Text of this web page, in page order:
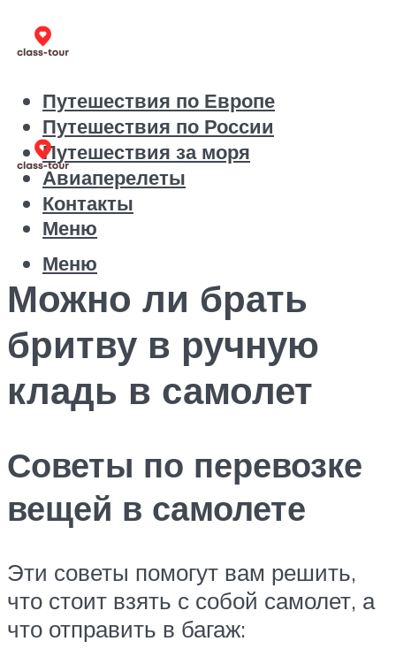
Путешествия по Европе
Путешествия по России
Путешествия за моря
Авиаперелеты
Контакты
Меню
Меню
Можно ли брать
бритву в ручную
кладь в самолет
Советы по перевозке
вещей в самолете
Эти советы помогут вам решить,
что стоит взять с собой самолет, а
что отправить в багаж: